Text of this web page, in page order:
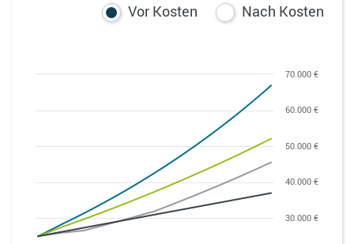
Vor Kosten Nach Kosten
30.000 €
40.000 €
50.000 €
60.000 €
70.000 €